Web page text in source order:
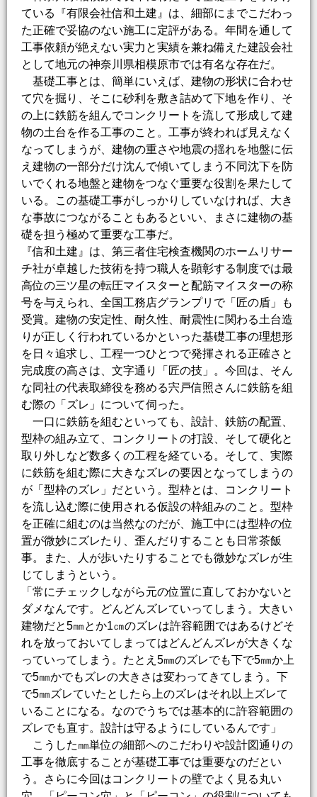
ている『有限会社信和土建』は、細部にまでこだわっ
た正確で妥協のない施工に定評がある。年間を通して
工事依頼が絶えない実力と実績を兼ね備えた建設会社
として地元の神奈川県相模原市では有名な存在だ。
基礎工事とは、簡単にいえば、建物の形状に合わせ
て穴を掘り、そこに砂利を敷き詰めて下地を作り、そ
の上に鉄筋を組んでコンクリートを流して形成して建
物の土台を作る工事のこと。工事が終われば見えなく
なってしまうが、建物の重さや地震の揺れを地盤に伝
え建物の一部分だけ沈んで傾いてしまう不同沈下を防
いでくれる地盤と建物をつなぐ重要な役割を果たして
いる。この基礎工事がしっかりしていなければ、大き
な事故につながることもあるといい、まさに建物の基
礎を担う極めて重要な工事だ。
『信和土建』は、第三者住宅検査機関のホームリサー
チ社が卓越した技術を持つ職人を顕彰する制度では最
高位の三ツ星の転圧マイスターと配筋マイスターの称
号を与えられ、全国工務店グランプリで「匠の盾」も
受賞。建物の安定性、耐久性、耐震性に関わる土台造
りが正しく行われているかといった基礎工事の理想形
を日々追求し、工程一つひとつで発揮される正確さと
完成度の高さは、文字通り「匠の技」。今回は、そん
な同社の代表取締役を務める宍戸信照さんに鉄筋を組
む際の「ズレ」について伺った。
一口に鉄筋を組むといっても、設計、鉄筋の配置、
型枠の組み立て、コンクリートの打設、そして硬化と
取り外しなど数多くの工程を経ている。そして、実際
に鉄筋を組む際に大きなズレの要因となってしまうの
が「型枠のズレ」だという。型枠とは、コンクリート
を流し込む際に使用される仮設の枠組みのこと。型枠
を正確に組むのは当然なのだが、施工中には型枠の位
置が微妙にズレたり、歪んだりすることも日常茶飯
事。また、人が歩いたりすることでも微妙なズレが生
じてしまうという。
「常にチェックしながら元の位置に直しておかないと
ダメなんです。どんどんズレていってしまう。大きい
建物だと5㎜とか1㎝のズレは許容範囲ではあるけどそ
れを放っておいてしまってはどんどんズレが大きくな
っていってしまう。たとえ5㎜のズレでも下で5㎜か上
で5㎜かでもズレの大きさは変わってきてしまう。下
で5㎜ズレていたとしたら上のズレはそれ以上ズレて
いることになる。なのでうちでは基本的に許容範囲の
ズレでも直す。設計は守るようにしているんです」
こうした㎜単位の細部へのこだわりや設計図通りの
工事を徹底することが基礎工事では重要なのだとい
う。さらに今回はコンクリートの壁でよく見る丸い